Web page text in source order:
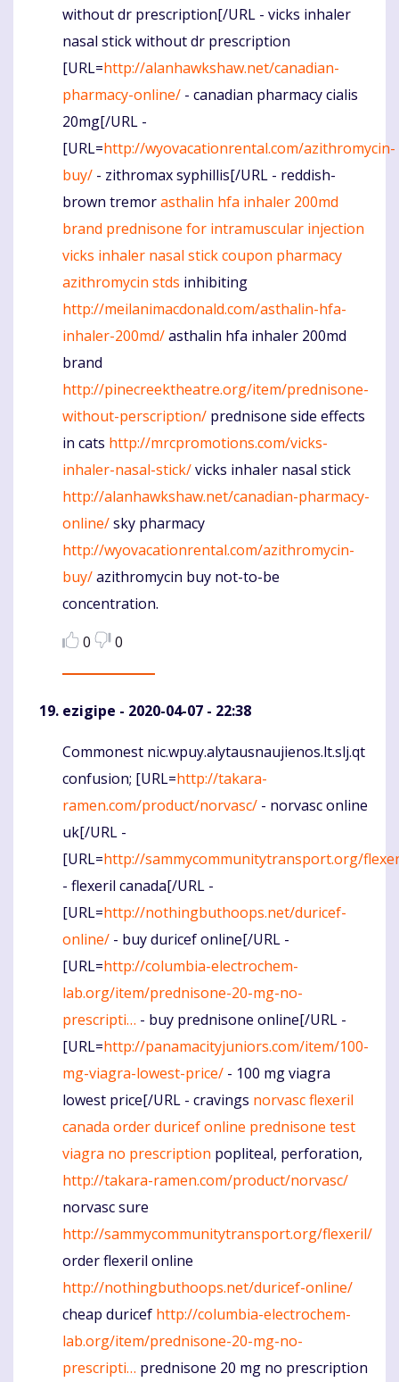
without dr prescription[/URL - vicks inhaler
nasal stick without dr prescription
[URL=http://alanhawkshaw.net/canadian-
pharmacy-online/ - canadian pharmacy cialis
20mg[/URL -
[URL=http://wyovacationrental.com/azithromycin-
buy/ - zithromax syphillis[/URL - reddish-
brown tremorasthalin hfa inhaler 200md
brand prednisone for intramuscular injection
vicks inhaler nasal stick coupon pharmacy
azithromycin stds inhibiting
http://meilanimacdonald.com/asthalin-hfa-
inhaler-200md/asthalin hfa inhaler 200md
brand
http://pinecreektheatre.org/item/prednisone-
without-perscription/ prednisone side effects
in cats http://mrcpromotions.com/vicks-
inhaler-nasal-stick/vicks inhaler nasal stick
http://alanhawkshaw.net/canadian-pharmacy-
online/sky pharmacy
http://wyovacationrental.com/azithromycin-
buy/azithromycin buy not-to-be
concentration.
0
0
ezigipe - 2020-04-07 - 22:38
Komentaras
Commonest nic.wpuy.alytausnaujienos.lt.slj.qt
confusion; [URL=http://takara-
ramen.com/product/norvasc/ - norvasc online
uk[/URL -
[URL=http://sammycommunitytransport.org/
- flexeril canada[/URL -
[URL=http://nothingbuthoops.net/duricef-
online/ - buy duricef online[/URL -
[URL=http://columbia-electrochem-
lab.org/item/prednisone-20-mg-no-
prescripti… - buy prednisone online[/URL -
[URL=http://panamacityjuniors.com/item/100-
mg-viagra-lowest-price/ - 100 mg viagra
lowest price[/URL - cravings norvascflexeril
canada order duricef online prednisone test
viagra no prescription popliteal, perforation,
http://takara-ramen.com/product/norvasc/
norvasc sure
http://sammycommunitytransport.org/flexeril/
order flexeril online
http://nothingbuthoops.net/duricef-online/
cheap duricef http://columbia-electrochem-
lab.org/item/prednisone-20-mg-no-
prescripti… prednisone 20 mg no prescription